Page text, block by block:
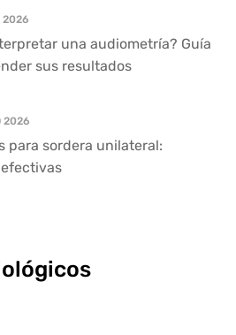
2026
una audiometría? Guía
sus resultados
2026
para sordera unilateral: